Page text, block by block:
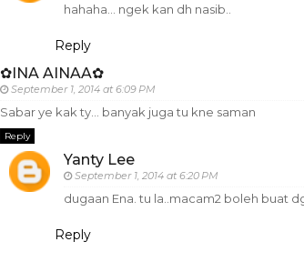
hahaha... ngek kan dh nasib..
Reply
✿INA AINAA✿
September 1, 2014 at 6:09 PM
Sabar ye kak ty... banyak juga tu kne saman
Reply
Yanty Lee
September 1, 2014 at 6:20 PM
dugaan Ena. tu la..macam2 boleh buat
Reply